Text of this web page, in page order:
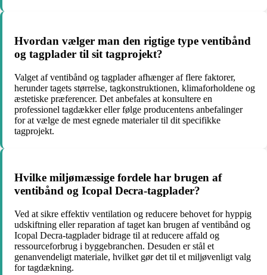
Hvordan vælger man den rigtige type ventibånd
og tagplader til sit tagprojekt?
Valget af ventibånd og tagplader afhænger af flere faktorer,
herunder tagets størrelse, tagkonstruktionen, klimaforholdene og
æstetiske præferencer. Det anbefales at konsultere en
professionel tagdækker eller følge producentens anbefalinger
for at vælge de mest egnede materialer til dit specifikke
tagprojekt.
Hvilke miljømæssige fordele har brugen af
ventibånd og Icopal Decra-tagplader?
Ved at sikre effektiv ventilation og reducere behovet for hyppig
udskiftning eller reparation af taget kan brugen af ventibånd og
Icopal Decra-tagplader bidrage til at reducere affald og
ressourceforbrug i byggebranchen. Desuden er stål et
genanvendeligt materiale, hvilket gør det til et miljøvenligt valg
for tagdækning.